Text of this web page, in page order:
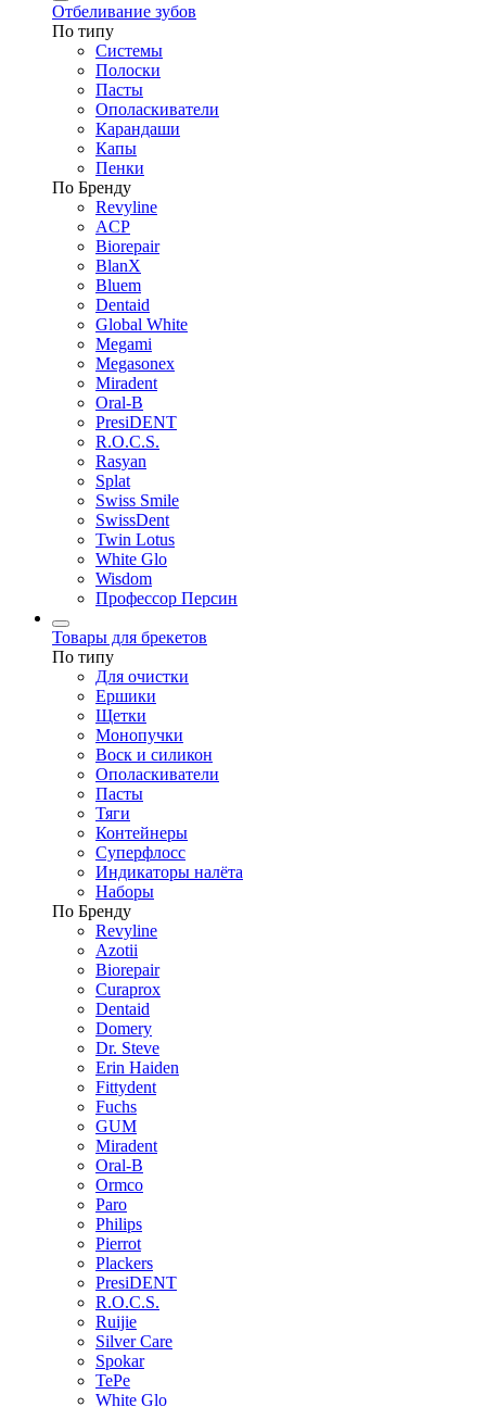
Отбеливание зубов
По типу
Системы
Полоски
Пасты
Ополаскиватели
Карандаши
Капы
Пенки
По Бренду
Revyline
ACP
Biorepair
BlanX
Bluem
Dentaid
Global White
Megami
Megasonex
Miradent
Oral-B
PresiDENT
R.O.C.S.
Rasyan
Splat
Swiss Smile
SwissDent
Twin Lotus
White Glo
Wisdom
Профессор Персин
Товары для брекетов
По типу
Для очистки
Ершики
Щетки
Монопучки
Воск и силикон
Ополаскиватели
Пасты
Тяги
Контейнеры
Суперфлосс
Индикаторы налёта
Наборы
По Бренду
Revyline
Azotii
Biorepair
Curaprox
Dentaid
Domery
Dr. Steve
Erin Haiden
Fittydent
Fuchs
GUM
Miradent
Oral-B
Ormco
Paro
Philips
Pierrot
Plackers
PresiDENT
R.O.C.S.
Ruijie
Silver Care
Spokar
TePe
White Glo